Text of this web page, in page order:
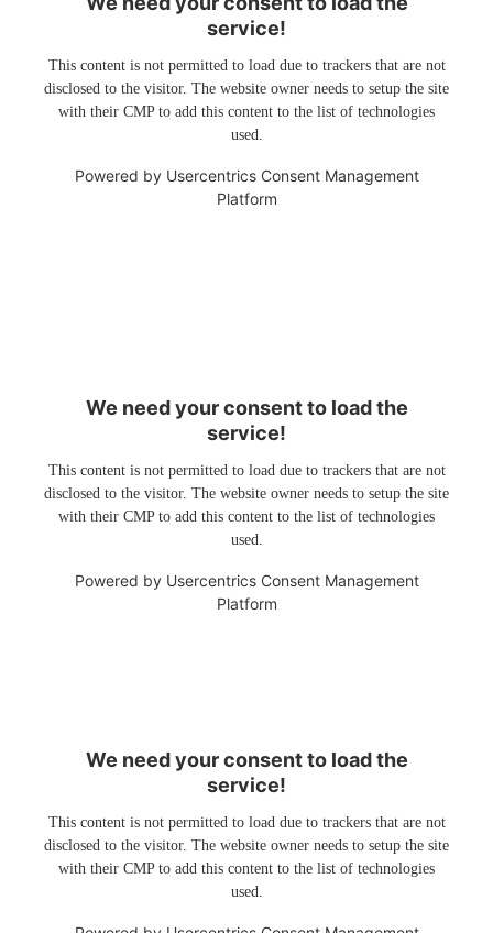
service!
This content is not permitted to load due to trackers that are not
disclosed to the visitor. The website owner needs to setup the site
with their CMP to add this content to the list of technologies
used.
Powered by Usercentrics Consent Management
Platform
We need your consent to load the
service!
This content is not permitted to load due to trackers that are not
disclosed to the visitor. The website owner needs to setup the site
with their CMP to add this content to the list of technologies
used.
Powered by Usercentrics Consent Management
Platform
We need your consent to load the
service!
This content is not permitted to load due to trackers that are not
disclosed to the visitor. The website owner needs to setup the site
with their CMP to add this content to the list of technologies
used.